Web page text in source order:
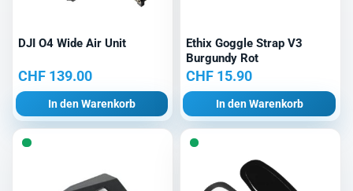
DJI O4 Wide Air Unit
CHF 139.00
In den Warenkorb
Ethix Goggle Strap V3
Burgundy Rot
CHF15.90
In den Warenkorb